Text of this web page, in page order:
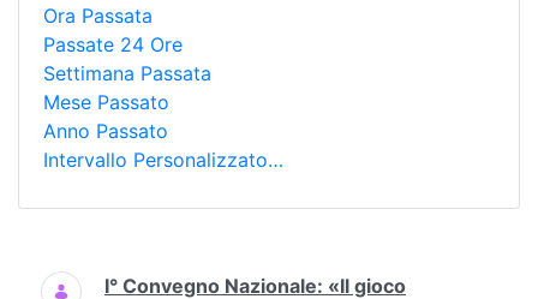
Ora Passata
Passate 24 Ore
Settimana Passata
Mese Passato
Anno Passato
Intervallo Personalizzato…
Ricerca
I° Convegno Nazionale: «Il gioco